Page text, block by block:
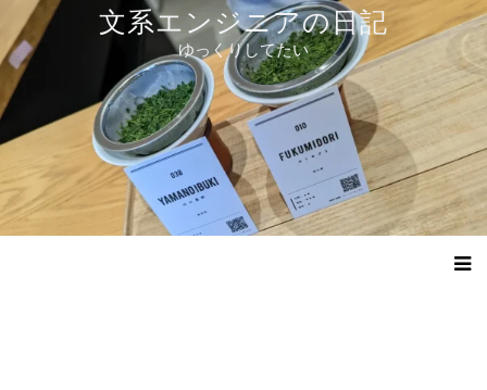
テ
ツ
へ
ス
ッ
プ
文系エンジニアの日記
ゆっくりしてたい